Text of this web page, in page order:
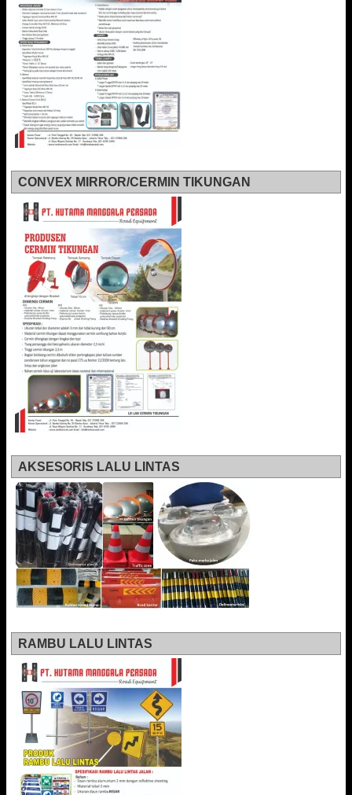
CONVEX MIRROR/CERMIN TIKUNGAN
AKSESORIS LALU LINTAS
RAMBU LALU LINTAS